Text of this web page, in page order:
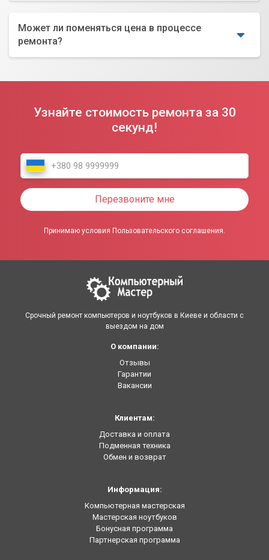
Может ли поменяться цена в процессе
ремонта?
Узнайте стоимость ремонта за 30
секунд!
Перезвоните мне
Принимаю условия Пользовательского соглашения.
Срочный ремонт компьютеров и ноутбуков в Киеве и области с
выездом на дом
О компании:
Отзывы
Гарантии
Вакансии
Клиентам:
Доставка и оплата
Подменная техника
Обмен и возврат
Информация:
Компьютерная мастерская
Мастерская ноутбуков
Бонусная программа
Партнерская программа